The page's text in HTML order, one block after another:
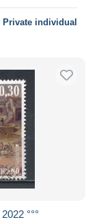
Private individual
°°°